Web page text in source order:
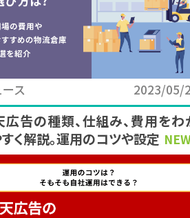
ス 2023/05/
広告の種類、仕組み、費用をわ
すく解説。運用のコツや設定方法